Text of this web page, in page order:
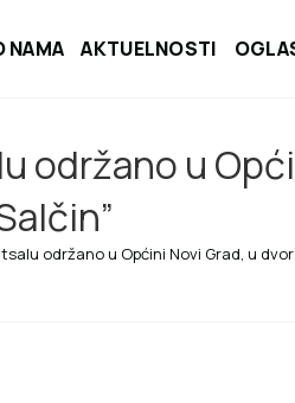
NAMA AKTUELNOSTI
u
održano u Općini Novi Grad, u